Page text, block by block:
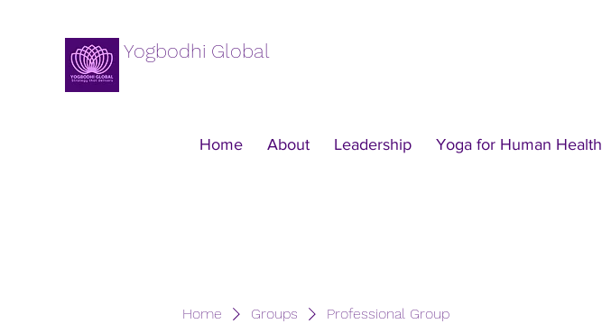
Yogbodhi Global
Home About Leadership Yoga for Human Health
Home Groups Professional Group